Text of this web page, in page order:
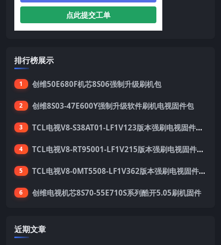
点此提交工单
排行榜展示
1 创维50E680F机芯8S06强制升级刷机包
2 创维8S03-47E600Y强制升级软件刷机电视固件包
3 TCL电视V8-S38AT01-LF1V123版本强刷电视固件包下载
4 TCL电视V8-RT95001-LF1V215版本强刷电视固件包下载
5 TCL电视V8-0MT5508-LF1V362版本强刷电视固件包下载
6 创维电视机芯8S70-55E710S系列酷开5.05刷机固件
近期文章